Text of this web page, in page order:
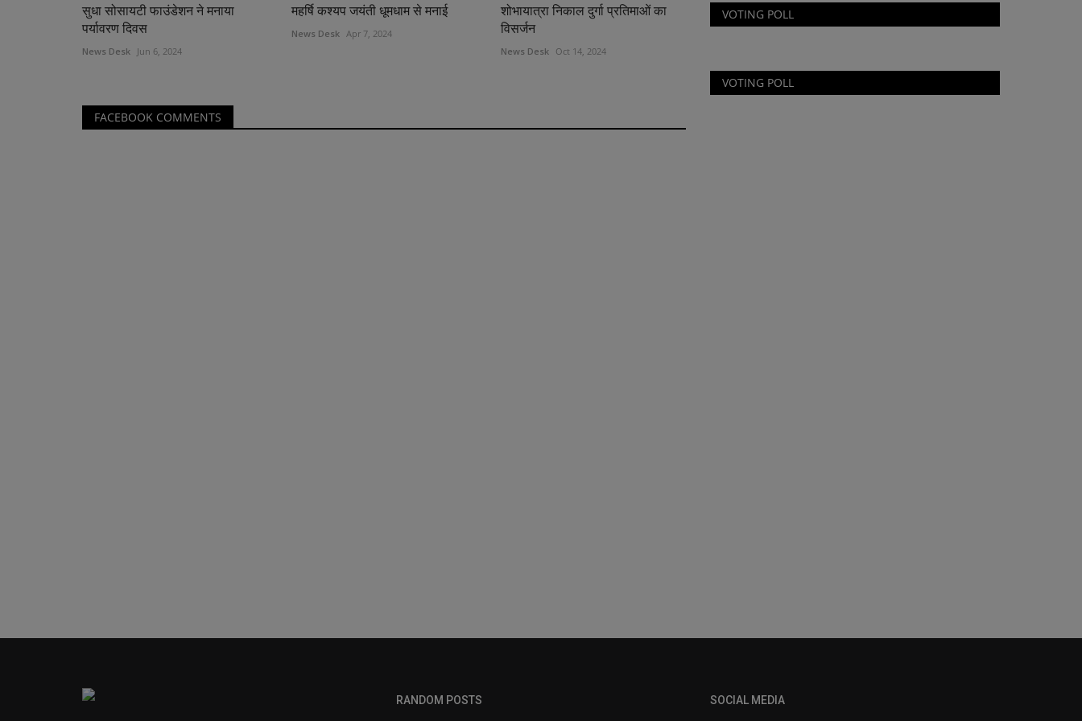
सुधा सोसायटी फाउंडेशन ने मनाया
पर्यावरण दिवस
News Desk Jun 6, 2024
महर्षि कश्यप जयंती धूमधाम से मनाई
News Desk Apr 7, 2024
शोभायात्रा निकाल दुर्गा प्रतिमाओं का
विसर्जन
News Desk Oct 14, 2024
FACEBOOK COMMENTS
VOTING POLL
VOTING POLL
RANDOM POSTS SOCIAL MEDIA